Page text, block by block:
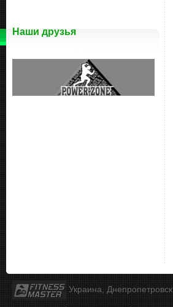
Наши друзья
Украина, Днепропетровск